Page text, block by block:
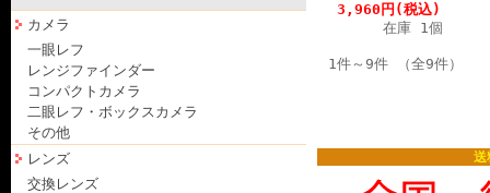
カメラ
一眼レフ
レンジファインダー
コンパクトカメラ
二眼レフ・ボックスカメラ
その他
レンズ
交換レンズ
3,960円(税込)
在庫 1個
1件～9件 （全9件）
送